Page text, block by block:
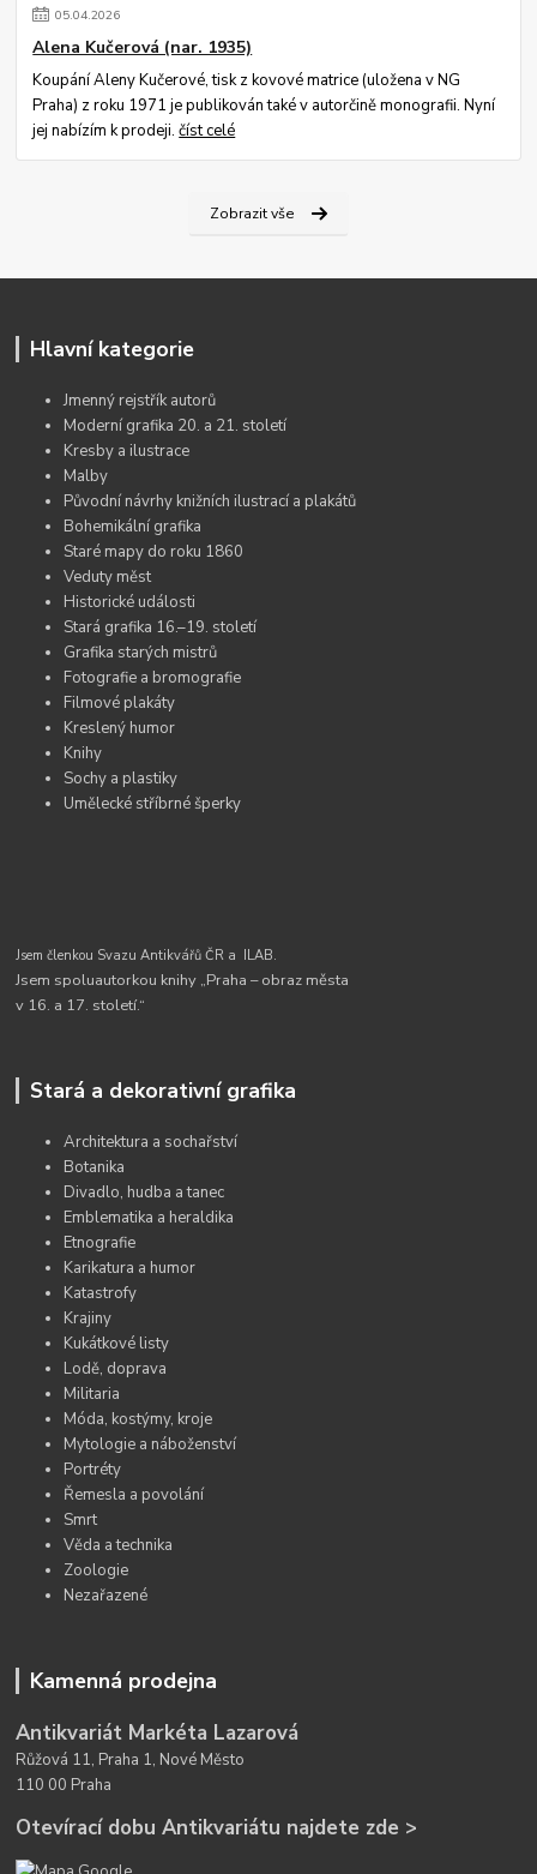
05.04.2026
Alena Kučerová (nar. 1935)
Koupání Aleny Kučerové, tisk z kovové matrice (uložena v NG
Praha) z roku 1971 je publikován také v autorčině monografii. Nyní
jej nabízím k prodeji.číst celé
Zobrazit vše
Hlavní kategorie
Jmenný rejstřík autorů
Moderní grafika 20. a 21. století
Kresby a ilustrace
Malby
Původní návrhy knižních ilustrací a plakátů
Bohemikální grafika
Staré mapy do roku 1860
Veduty měst
Historické události
Stará grafika 16.–19. století
Grafika starých mistrů
Fotografie a bromografie
Filmové plakáty
Kreslený humor
Knihy
Sochy a plastiky
Umělecké stříbrné šperky
Jsem členkou Svazu Antikvářů ČR a ILAB.
Jsem spoluautorkou knihy „Praha – obraz města
v 16. a 17. století.“
Stará a dekorativní grafika
Architektura a sochařství
Botanika
Divadlo, hudba a tanec
Emblematika a heraldika
Etnografie
Karikatura a humor
Katastrofy
Krajiny
Kukátkové listy
Lodě, doprava
Militaria
Móda, kostýmy, kroje
Mytologie a náboženství
Portréty
Řemesla a povolání
Smrt
Věda a technika
Zoologie
Nezařazené
Kamenná prodejna
Antikvariát Markéta Lazarová
Růžová 11, Praha 1, Nové Město
110 00 Praha
Otevírací dobu Antikvariátu najdete zde >